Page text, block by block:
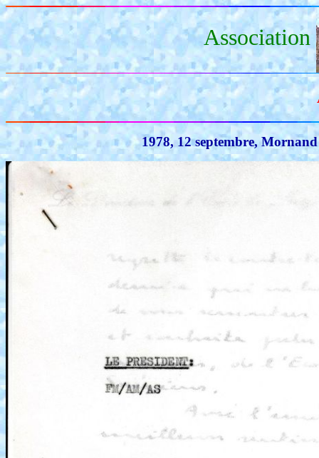
Association
1978, 12 septembre,